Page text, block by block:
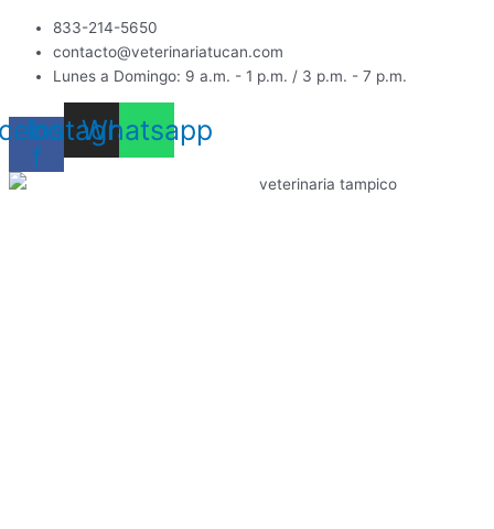
contenido
833-214-5650
contacto@veterinariatucan.com
Lunes a Domingo: 9 a.m. - 1 p.m. / 3 p.m. - 7 p.m.
f
Instagram
Whatsapp